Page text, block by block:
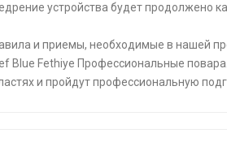
устройства будет продолжено
и приемы, необходимые в нашей
Blue Fethiye Профессиональные
и пройдут профессиональную